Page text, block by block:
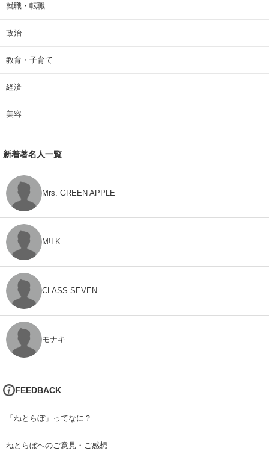
就職・転職
政治
教育・子育て
経済
美容
新着著名人一覧
Mrs. GREEN APPLE
M!LK
CLASS SEVEN
モナキ
FEEDBACK
「ねとらぼ」ってなに？
ねとらぼへのご意見・ご感想